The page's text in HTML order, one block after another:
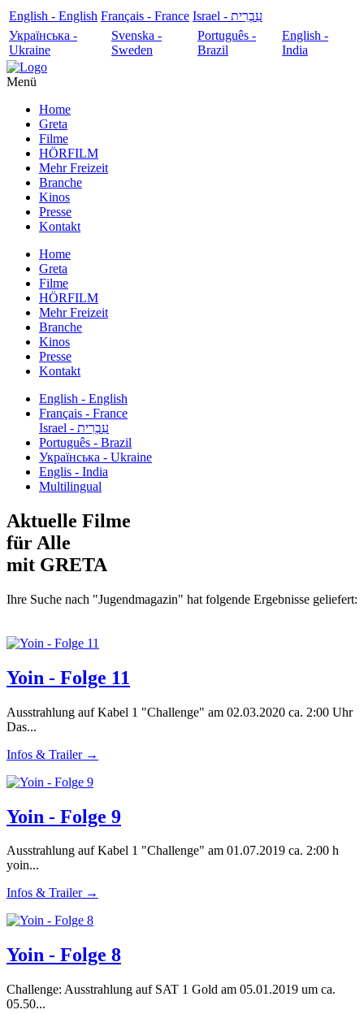
English - English Français - France
עִבְרִית - Israel
Українська -
Ukraine
Svenska -
Sweden
Português -
Brazil
English -
India
Menü
Home
Greta
Filme
HÖRFILM
Mehr Freizeit
Branche
Kinos
Presse
Kontakt
Home
Greta
Filme
HÖRFILM
Mehr Freizeit
Branche
Kinos
Presse
Kontakt
English - English
Français - France
עִבְרִית - Israel
Português - Brazil
Українська - Ukraine
Englis - India
Multilingual
Aktuelle Filme
für Alle
mit GRETA
Ihre Suche nach "Jugendmagazin" hat folgende Ergebnisse geliefert:
Yoin - Folge 11
Ausstrahlung auf Kabel 1 "Challenge" am 02.03.2020 ca. 2:00 Uhr
Das...
Infos & Trailer →
Yoin - Folge 9
Ausstrahlung auf Kabel 1 "Challenge" am 01.07.2019 ca. 2:00 h
yoin...
Infos & Trailer →
Yoin - Folge 8
Challenge: Ausstrahlung auf SAT 1 Gold am 05.01.2019 um ca.
05.50...